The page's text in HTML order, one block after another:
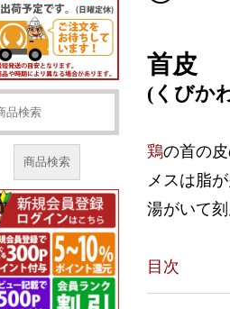
商品検索
首皮
(くびか
鶏の首の
メスは脂
湯がいて
目次